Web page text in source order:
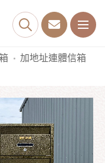
加地址連體信箱